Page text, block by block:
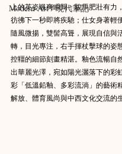
Modern Art / 現代筆記
上的英姿颯爽瞬間：駿馬肥壯有力
彷彿下一秒即將疾馳；仕女身著輕
隨風微揚，雙髻高聳，展現自信與
轉，目光專注，右手揮杖擊球的姿
控韁的細節刻畫精湛。釉色流暢自
出華麗光澤，宛如陽光灑落下的彩
彩「低溫鉛釉、多彩流淌」的藝術
解放、體育風尚與中西文化交流的